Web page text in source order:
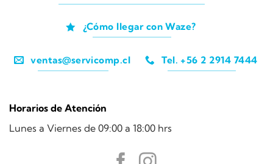
¿Cómo llegar con Waze?
ventas@servicomp.cl Tel. +56 2 2914 7444
Horarios de Atención
Lunes a Viernes de 09:00 a 18:00 hrs